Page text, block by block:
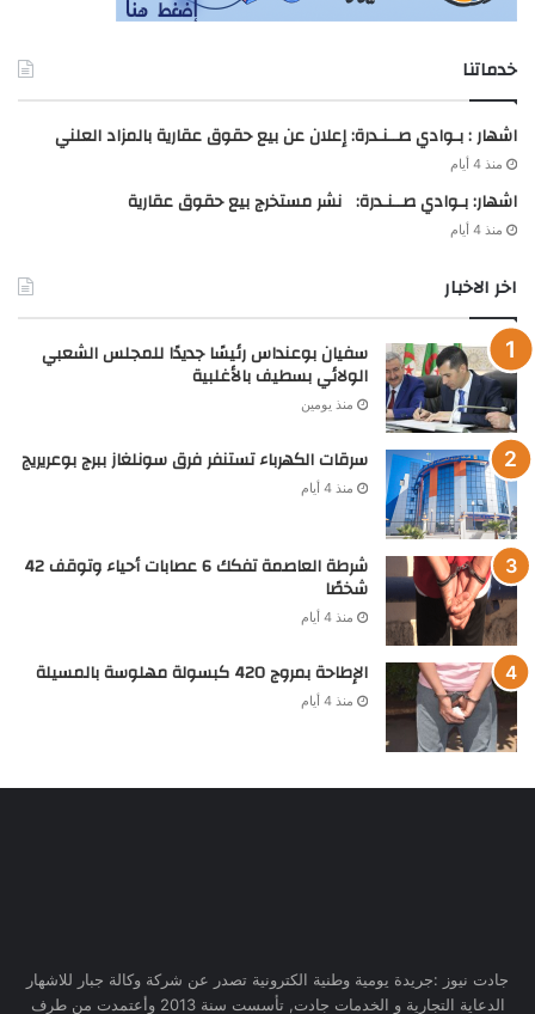
خدماتنا
اشهار : بـوادي صــنـدرة: إعلان عن بيع حقوق عقارية بالمزاد العلني
منذ 4 أيام
اشهار: بـوادي صــنـدرة: نشر مستخرج بيع حقوق عقارية
منذ 4 أيام
اخر الاخبار
سفيان بوعنداس رئيسًا جديدًا للمجلس الشعبي
الولائي بسطيف بالأغلبية
منذ يومين
سرقات الكهرباء تستنفر فرق سونلغاز ببرج بوعريريج
منذ 4 أيام
شرطة العاصمة تفكك 6 عصابات أحياء وتوقف 42
شخصًا
منذ 4 أيام
الإطاحة بمروج 420 كبسولة مهلوسة بالمسيلة
منذ 4 أيام
جادت نيوز :جريدة يومية وطنية الكترونية تصدر عن شركة وكالة جبار للاشهار
الدعاية التجارية و الخدمات جادت, تأسست سنة 2013 وأعتمدت من طرف